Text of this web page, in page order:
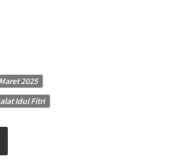
2025
Idul Fitri